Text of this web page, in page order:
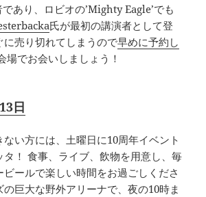
あり、ロビオの’Mighty Eagle’でも
氏が最初の講演者として登
に売り切れてしまうので早めに予約し
場でお会いしましょう！
日
い方には、土曜日に10周年イベント
タ！ 食事、ライブ、飲物を用意し、毎
ールで楽しい時間をお過ごしくださ
巨大な野外アリーナで、夜の10時ま